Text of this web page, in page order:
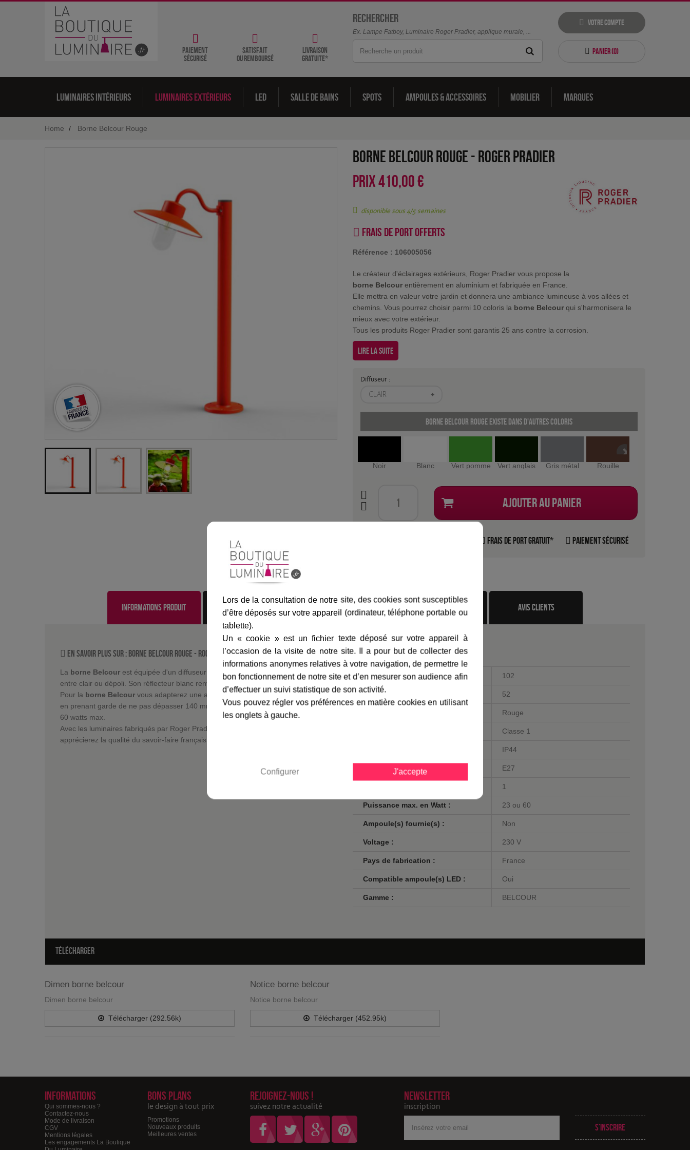
Paiement
sécurisé
satisfait
ou remboursé
livraison
gratuite*
Rechercher
Ex. Lampe Fatboy, Luminaire Roger Pradier, applique murale, ...
Votre compte
Panier (0)
Luminaires intérieurs Luminaires extérieurs LED Salle de bains Spots Ampoules & accessoires Mobilier Marques
Home Borne Belcour Rouge
Borne Belcour Rouge - Roger Pradier
PRIX410,00 €
disponible sous 4/5 semaines
Frais de port offerts
Référence : 106005056
Le créateur d'éclairages extérieurs, Roger Pradier vous propose la
borne Belcour entièrement en aluminium et fabriquée en France.
Elle mettra en valeur votre jardin et donnera une ambiance lumineuse à vos allées et
chemins. Vous pourrez choisir parmi 10 coloris la borne Belcour qui s'harmonisera le
mieux avec votre extérieur.
Tous les produits Roger Pradier sont garantis 25 ans contre la corrosion.
Lire la suite
Diffuseur :
CLAIR
Borne Belcour Rouge existe dans d'autres coloris
Noir Blanc Vert pomme Vert anglais Gris métal Rouille
Ajouter au panier
Frais de port gratuit* Paiement sécurisé
Informations produit marque livraison gamme complète avis clients
En savoir plus sur : Borne Belcour Rouge - Roger Pradier
La borne Belcour est équipée d'un diffuseur dont vous pourrez en choisir le verre
entre clair ou dépoli. Son réflecteur blanc renvoie la lumière vers le bas.
Pour la borne Belcour vous adapterez une ampoule LED ou à économie d'énergie
en prenant garde de ne pas dépasser 140 mm max, ou une ampoule halogène de
60 watts max.
Avec les luminaires fabriqués par Roger Pradier depuis plus de 100 ans, vous
apprécierez la qualité du savoir-faire français.
Fiche technique
Hauteur en cm : 102
Profondeur en cm : 52
Rouge
Classe 1
IP44
E27
1
Puissance max. en Watt : 23 ou 60
Ampoule(s) fournie(s) : Non
Voltage : 230 V
Pays de fabrication : France
Compatible ampoule(s) LED : Oui
Gamme : BELCOUR
TÉLÉCHARGER
Dimen borne belcour
Dimen borne belcour
Télécharger (292.56k)
Notice borne belcour
Notice borne belcour
Télécharger (452.95k)
Informations
Qui sommes-nous ?
Contactez-nous
Mode de livraison
CGV
Mentions légales
Les engagements La Boutique
Bons plans
le design à tout prix
Promotions
Nouveaux produits
Meilleures ventes
Rejoignez-nous !
suivez notre actualité
Newsletter
inscription
adresse
S’inscrire
Lors de la consultation de notre site, des cookies sont susceptibles
d’être déposés sur votre appareil (ordinateur, téléphone portable ou
tablette).
Un « cookie » est un fichier texte déposé sur votre appareil à
l’occasion de la visite de notre site. Il a pour but de collecter des
informations anonymes relatives à votre navigation, de permettre le
bon fonctionnement de notre site et d’en mesurer son audience afin
d’effectuer un suivi statistique de son activité.
Vous pouvez régler vos préférences en matière cookies en utilisant
les onglets à gauche.
Configurer J'accepte